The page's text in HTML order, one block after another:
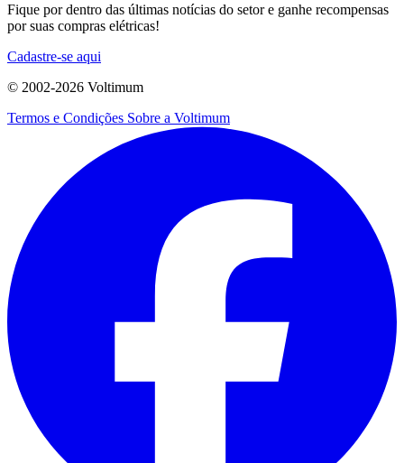
Fique por dentro das últimas notícias do setor e ganhe recompensas
por suas compras elétricas!
Cadastre-se aqui
© 2002-2026 Voltimum
Termos e Condições Sobre a Voltimum